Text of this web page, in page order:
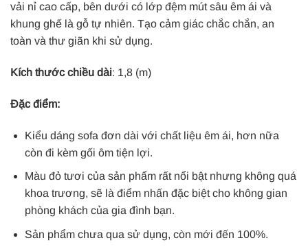
vải nỉ cao cấp, bên dưới có lớp đệm mút sâu êm ái và
khung ghế là gỗ tự nhiên. Tạo cảm giác chắc chắn, an
toàn và thư giãn khi sử dụng.
Kích thước chiều dài: 1,8 (m)
Đặc điểm:
Kiểu dáng sofa đơn dài với chất liệu êm ái, hơn nữa
còn đi kèm gối ôm tiện lợi.
Màu đỏ tươi của sản phẩm rất nổi bật nhưng không quá
khoa trương, sẽ là điểm nhấn đặc biệt cho không gian
phòng khách của gia đình bạn.
Sản phẩm chưa qua sử dụng, còn mới đến 100%.